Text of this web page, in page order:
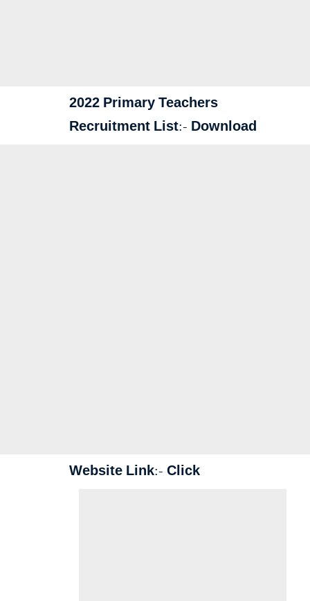
2022 Primary Teachers
Recruitment List:- Download
Website Link:- Click